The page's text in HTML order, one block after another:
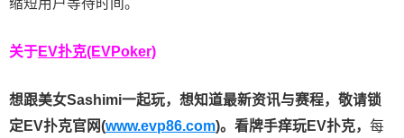
关于EV扑克(EVPoker)
想跟美女Sashimi一起玩， 想知道最新资讯与赛程， 敬请锁
定EV扑克官网(www.evp86.com)。 看牌手痒玩EV扑克， 每